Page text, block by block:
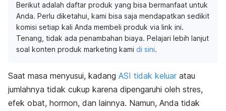
Berikut adalah daftar produk yang bisa bermanfaat untuk
Anda. Perlu diketahui, kami bisa saja mendapatkan sedikit
komisi setiap kali Anda membeli produk via link ini.
Tenang, tidak ada penambahan biaya. Pelajari lebih lanjut
soal konten produk marketing kami di sini.
Saat masa menyusui, kadang ASI tidak keluar atau
jumlahnya tidak cukup karena dipengaruhi oleh stres,
efek obat, hormon, dan lainnya. Namun, Anda tidak